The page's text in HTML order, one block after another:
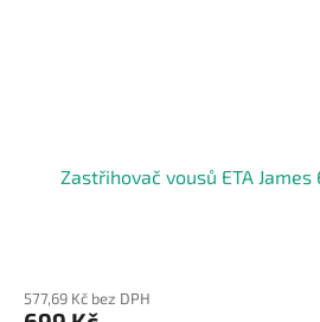
Zastřihovač vousů ETA
577,69 Kč bez DPH